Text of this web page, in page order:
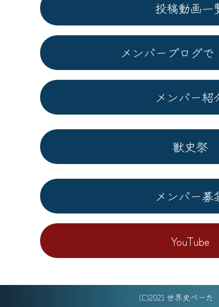
投稿動画一
メンバーブログで
メンバー紹
獣史祭
メンバー募
YouTube
(C)2021 世界史べーた